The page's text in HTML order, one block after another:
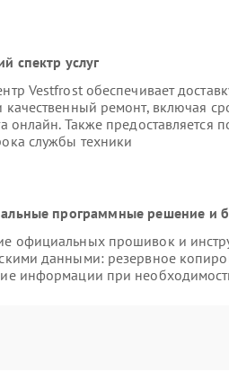
спектр услуг
Vestfrost обеспечивает
качественный ремонт, включая
онлайн. Также предоставляется
службы техники
программные решение и
официальных прошивок и
данными: резервное
информации при